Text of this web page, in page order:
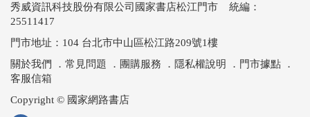
秀威資訊科技股份有限公司國家書店松江門市 統編：
25511417
門市地址：104 台北市中山區松江路209號1樓
關於我們 ． 常見問題 ． 團購服務 ． 隱私權說明 ． 門市據點 ．
客服信箱
Copyright © 國家網路書店